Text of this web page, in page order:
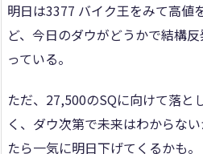
明日は3377 バイク王をみて高値
ど、今日のダウがどうかで結構
っている。
ただ、27,500のSQに向けて落と
く、ダウ次第で未来はわからな
たら一気に明日下げてくるかも。